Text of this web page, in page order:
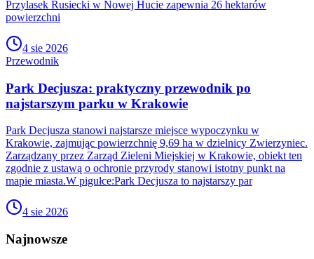
Przylasek Rusiecki w Nowej Hucie zapewnia 26 hektarów
powierzchni
4 sie 2026
Przewodnik
Park Decjusza: praktyczny przewodnik po
najstarszym parku w Krakowie
Park Decjusza stanowi najstarsze miejsce wypoczynku w
Krakowie, zajmując powierzchnię 9,69 ha w dzielnicy Zwierzyniec.
Zarządzany przez Zarząd Zieleni Miejskiej w Krakowie, obiekt ten
zgodnie z ustawą o ochronie przyrody stanowi istotny punkt na
mapie miasta.W pigułce:Park Decjusza to najstarszy par
4 sie 2026
Najnowsze